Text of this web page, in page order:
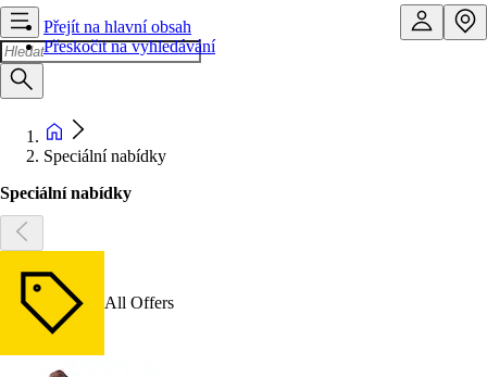
Přejít na hlavní obsah
Přeskočit na vyhledávání
Speciální nabídky
Speciální nabídky
All Offers